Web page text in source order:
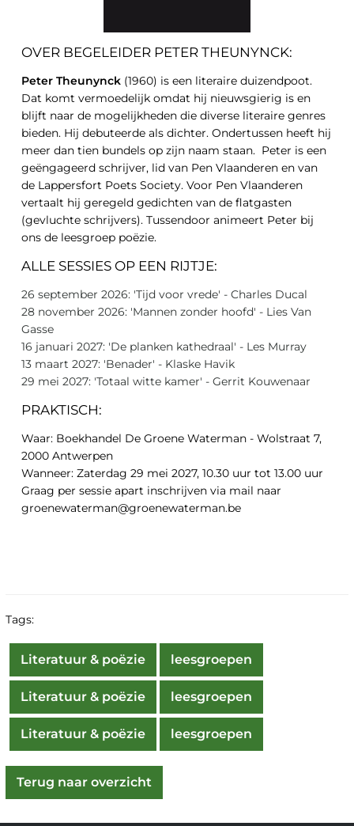
OVER BEGELEIDER PETER THEUNYNCK:
Peter Theunynck (1960) is een literaire duizendpoot.
Dat komt vermoedelijk omdat hij nieuwsgierig is en
blijft naar de mogelijkheden die diverse literaire genres
bieden. Hij debuteerde als dichter. Ondertussen heeft hij
meer dan tien bundels op zijn naam staan. Peter is een
geëngageerd schrijver, lid van Pen Vlaanderen en van
de Lappersfort Poets Society. Voor Pen Vlaanderen
vertaalt hij geregeld gedichten van de flatgasten
(gevluchte schrijvers). Tussendoor animeert Peter bij
ons de leesgroep poëzie.
ALLE SESSIES OP EEN RIJTJE:
26 september 2026: 'Tijd voor vrede' - Charles Ducal
28 november 2026: 'Mannen zonder hoofd' - Lies Van
Gasse
16 januari 2027: 'De planken kathedraal' - Les Murray
13 maart 2027: 'Benader' - Klaske Havik
29 mei 2027: 'Totaal witte kamer' - Gerrit Kouwenaar
PRAKTISCH:
Waar: Boekhandel De Groene Waterman - Wolstraat 7,
2000 Antwerpen
Wanneer: Zaterdag 29 mei 2027, 10.30 uur tot 13.00 uur
Graag per sessie apart inschrijven via mail naar
groenewaterman@groenewaterman.be
Tags:
Literatuur & poëzie leesgroepen
Literatuur & poëzie leesgroepen
Literatuur & poëzie leesgroepen
Terug naar overzicht